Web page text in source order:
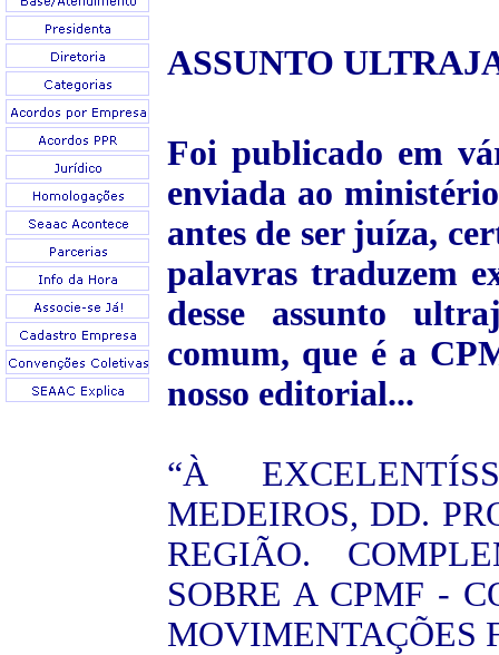
ASSUNTO
Foi publicado em
enviada ao
antes de ser juíza,
palavras traduzem
desse assunto
comum, que é a
nosso editorial...
“À
MEDEIROS, DD.
REGIÃO.
SOBRE A CPMF -
MOVIMENTAÇÕES